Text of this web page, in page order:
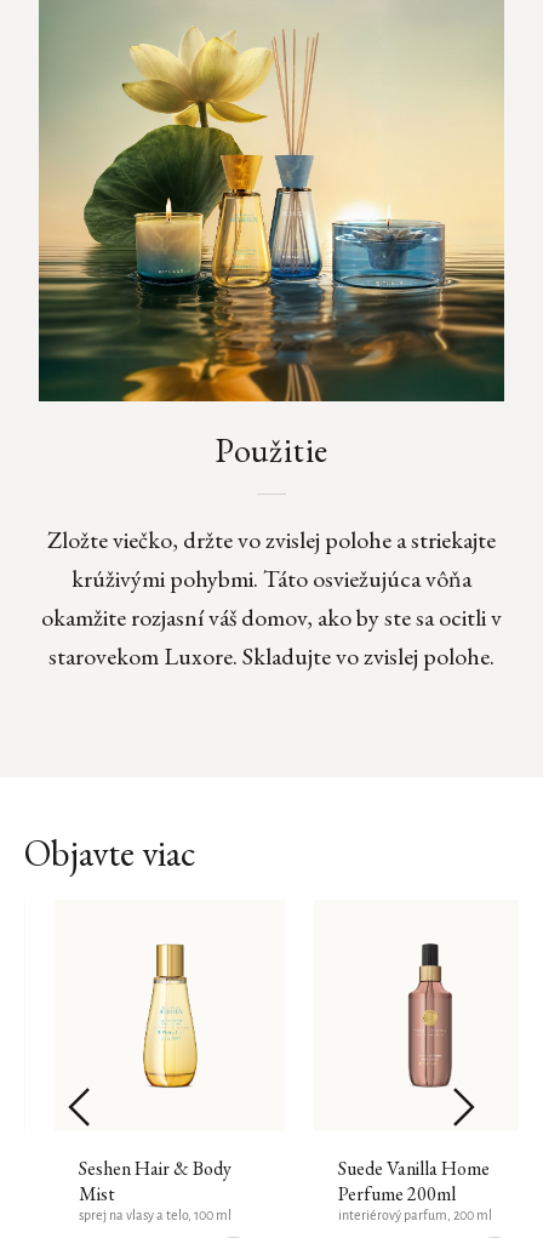
Použitie
Zložte viečko, držte vo zvislej polohe a striekajte
krúživými pohybmi. Táto osviežujúca vôňa
okamžite rozjasní váš domov, ako by ste sa ocitli v
starovekom Luxore. Skladujte vo zvislej polohe.
Objavte viac
Seshen Hair & Body
Mist
sprej na vlasy a telo, 100 ml
Suede Vanilla Home
Perfume 200ml
interiérový parfum, 200 ml